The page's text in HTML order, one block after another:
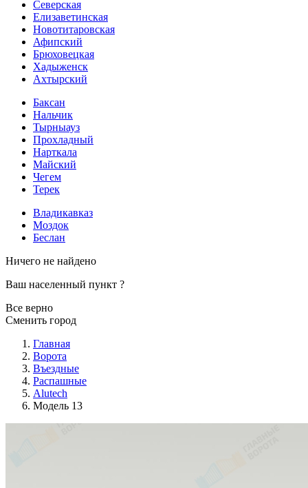
Северская
Елизаветинская
Новотитаровская
Афипский
Брюховецкая
Хадыженск
Ахтырский
Баксан
Нальчик
Тырныауз
Прохладный
Нарткала
Майский
Чегем
Терек
Владикавказ
Моздок
Беслан
Ничего не найдено
Ваш населенный пункт ?
Все верно
Сменить город
Главная
Ворота
Въездные
Распашные
Alutech
Модель 13